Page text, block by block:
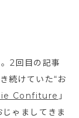
2回目の記事
続けていた“お
Confiture 」
ゃましてきま